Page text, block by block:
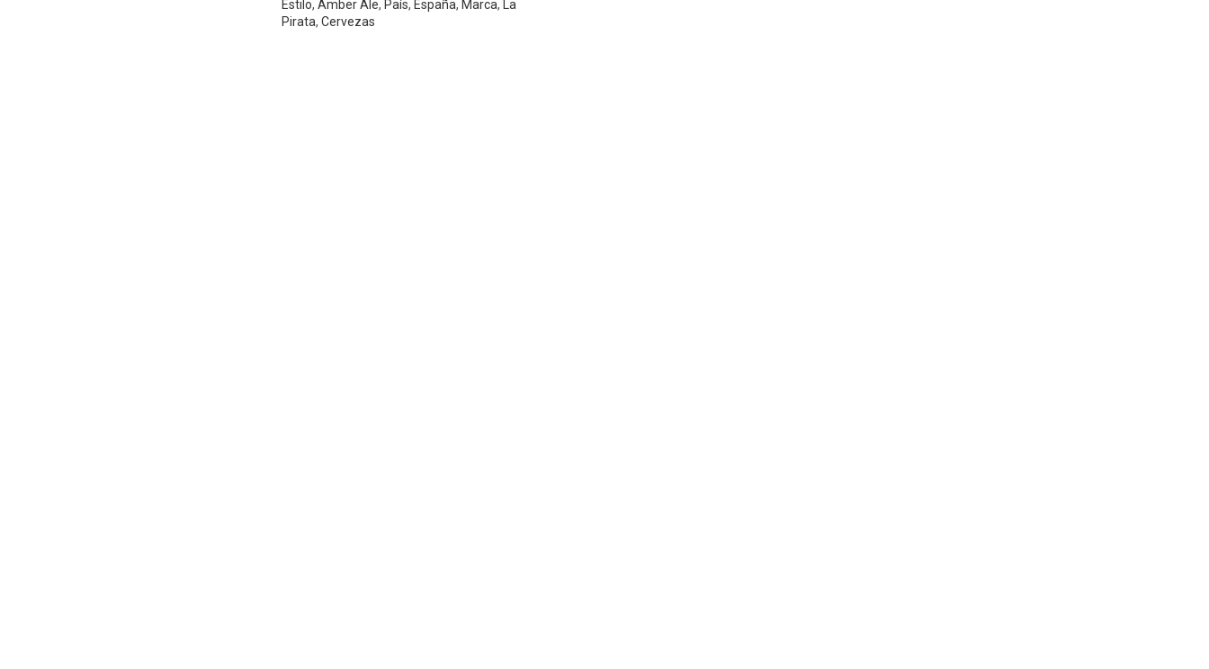
Estilo, Amber Ale, País, España, Marca,
La
Pirata, Cervezas